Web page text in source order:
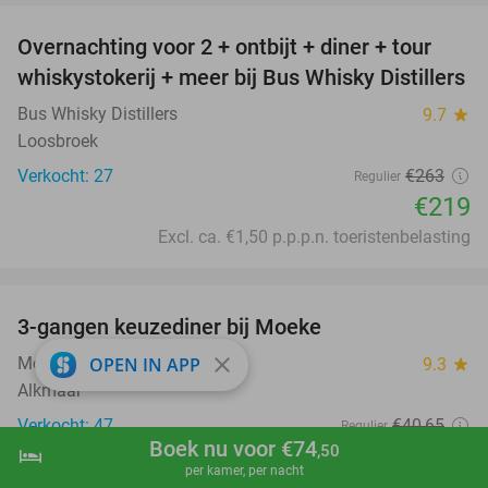
shopping_cart Boek nu
hotel Boek nu voor €74,50
per kamer, per nacht
17%
Overnachting voor 2 + ontbijt + diner + tour
whiskystokerij + meer bij Bus Whisky Distillers
Bus Whisky Distillers 9.7 star
Loosbroek
Verkocht: 27
Regulier €263
€219
Excl. ca. €1,50 p.p.p.n. toeristenbelasting
3-gangen keuzediner bij Moeke
Moeke 9.3 star
Alkmaar
Verkocht: 47
Regulier €40,65
OPEN IN APP close